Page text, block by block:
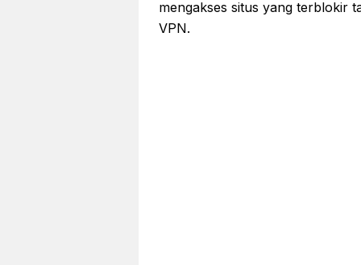
mengakses situs yang terblokir
VPN.